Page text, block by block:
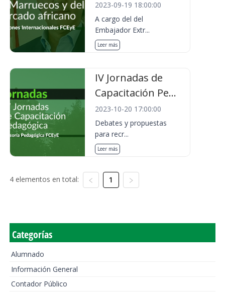
2023-09-19 18:00:00
A cargo del del
Embajador Extr...
Leer más
IV Jornadas de
Capacitación Pe...
2023-10-20 17:00:00
Debates y propuestas
para recr...
Leer más
4 elementos en total: 1
Categorías
Alumnado
Información General
Contador Público